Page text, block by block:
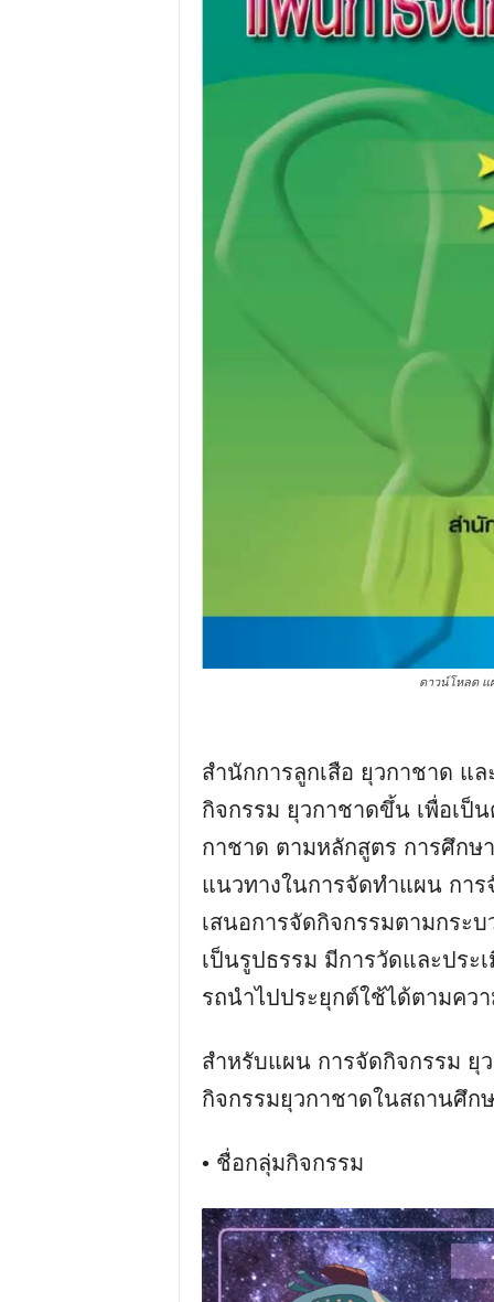
ดาวน์โหลด แ
สํานักการลูกเสือ ยุวกาชาด แ
กิจกรรม ยุวกาชาดขึ้น เพื่อเป็
กาชาด ตามหลักสูตร การศึก
แนวทางในการจัดทําแผน กา
เสนอการจัดกิจกรรมตามกระ
เป็นรูปธรรม มีการวัดและปร
รถนําไปประยุกต์ใช้ได้ตามคว
สําหรับแผน การจัดกิจกรรม ยุ
กิจกรรมยุวกาชาดในสถานศึก
• ชื่อกลุ่มกิจกรรม